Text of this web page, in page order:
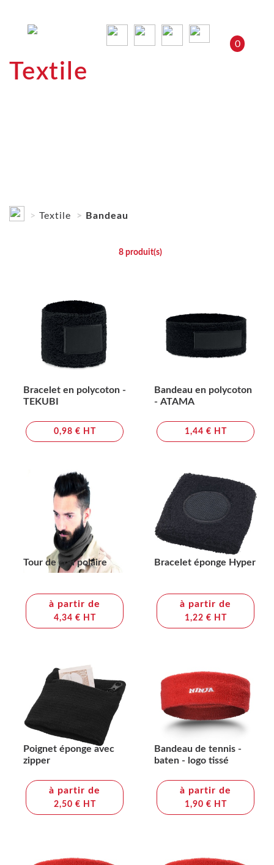
0
Textile
Textile Bandeau
8produit(s)
Bracelet en polycoton -
TEKUBI
0,98 € HT
Bandeau en polycoton
- ATAMA
1,44 € HT
Tour de cou polaire
à partir de
4,34 € HT
Bracelet éponge Hyper
à partir de
1,22 € HT
Poignet éponge avec
zipper
à partir de
2,50 € HT
Bandeau de tennis -
baten - logo tissé
à partir de
1,90 € HT